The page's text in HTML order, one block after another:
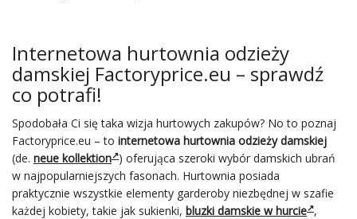
Internetowa hurtownia odzieży
damskiej Factoryprice.eu – sprawdź
co potrafi!
Spodobała Ci się taka wizja hurtowych zakupów? No to poznaj
Factoryprice.eu – to internetowa hurtownia odzieży damskiej
(de. neue kollektion ) oferująca szeroki wybór damskich ubrań
w najpopularniejszych fasonach. Hurtownia posiada
praktycznie wszystkie elementy garderoby niezbędnej w szafie
każdej kobiety, takie jak sukienki, bluzki damskie w hurcie ,